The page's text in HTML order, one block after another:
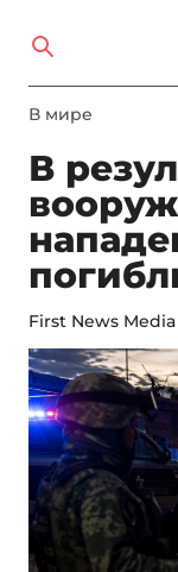
В мире
В
First News Media